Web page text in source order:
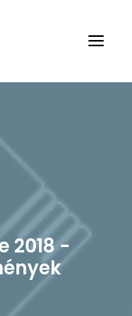
2018 -